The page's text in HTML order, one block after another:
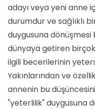
adayı veya yeni anne
durumdur ve sağlıklı
duygusuna
dünyaya getiren
ilgili becerilerinin
Yakınlarından ve
annenin bu
"yeterlilik" duygusuna